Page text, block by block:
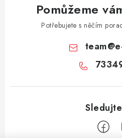
Pomůžeme
Potřebujete s něčím
team@